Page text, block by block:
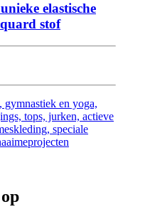
elastische
stof
gymnastiek en yoga,
tops, jurken, actieve
speciale